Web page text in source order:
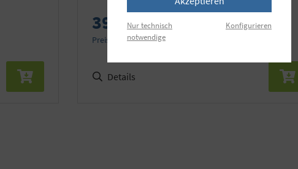
39,90 €
Preise inkl. MwSt. zzgl. Versandkosten
Details
Nur technisch
notwendige
Konfigurieren